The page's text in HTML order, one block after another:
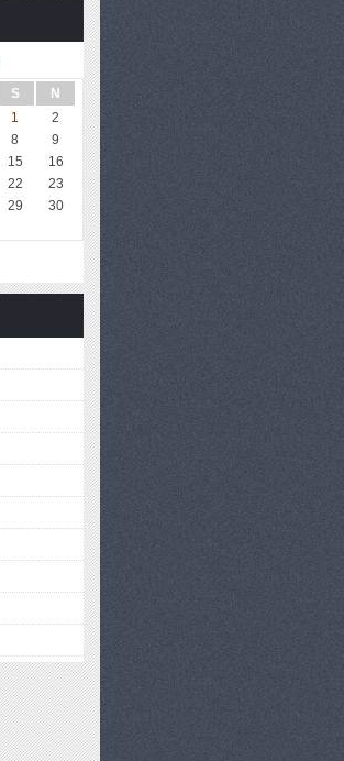
S
N
1
2
8
9
15
16
22
23
29
30